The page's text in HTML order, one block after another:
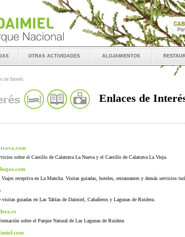
otras actividades alojamientos
de Interés
Enlaces de
sobre el Castillo de Calatrava La Nueva y el Castillo de Calatrava La Vieja.
Viajes receptiva en La Mancha. Visitas guiadas, hoteles, restaurantes y demás servicios
visitas guiadas en Las Tablas de Daimiel, Cabañeros y Lagunas de Ruidera.
sobre el Parque Natural de Las Lagunas de Ruidera